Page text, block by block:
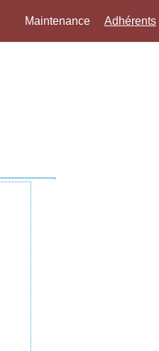
Maintenance Adhérents